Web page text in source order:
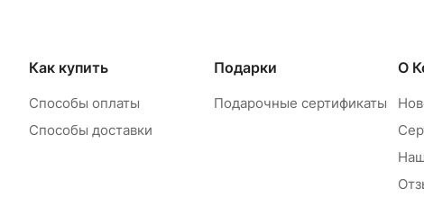
Как купить
Способы оплаты
Способы доставки
Подарки
Подарочные сертификаты
О